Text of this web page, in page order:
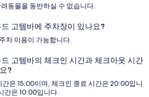
동물을 동반하실 수 없습니다.
고템바에 주차장이 있나요?
차 이용이 가능합니다.
고템바의 체크인 시간과 체크아웃 시간
?
간은 15:00이며, 체크인 종료 시간은 20:00입니
간은 10:00입니다.